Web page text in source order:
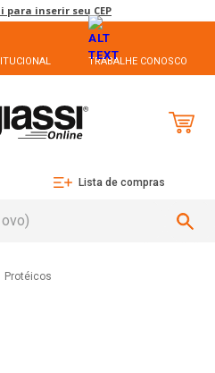
para inserir seu CEP
TRABALHE CONOSCO
Lista de compras
Protéicos